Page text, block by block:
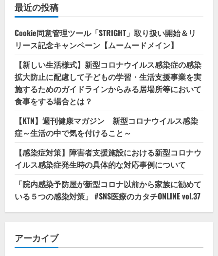
最近の投稿
Cookie同意管理ツール「STRIGHT」取り扱い開始＆リ
リース記念キャンペーン【ムームードメイン】
【新しい生活様式】新型コロナウイルス感染症の感染
拡大防止に配慮して子どもの学習・生活支援事業を実
施するためのガイドラインからみる居場所等において
食事をする場合とは？
【KTN】週刊健康マガジン 新型コロナウイルス感染
症～生活の中で気を付けること～
【感染症対策】障害者支援施設における新型コロナウ
イルス感染症発生時の具体的な対応事例について
「院内感染予防屋が新型コロナ以前から家族に勧めて
いる５つの感染対策」 #SNS医療のカタチONLINE vol.37
アーカイブ